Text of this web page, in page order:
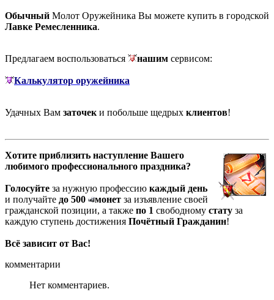
Обычный Молот Оружейника Вы можете купить в городской
Лавке Ремесленника.
Предлагаем воспользоваться нашим сервисом:
Калькулятор оружейника
Удачных Вам заточек и побольше щедрых клиентов!
Хотите приблизить наступление Вашего
любимого профессионального праздника?
Голосуйте за нужную профессию каждый день
и получайте до 500 монет за изъявление своей
гражданской позиции, а также по 1 свободному стату за
каждую ступень достижения Почётный Гражданин!
Всё зависит от Вас!
комментарии
Нет комментариев.